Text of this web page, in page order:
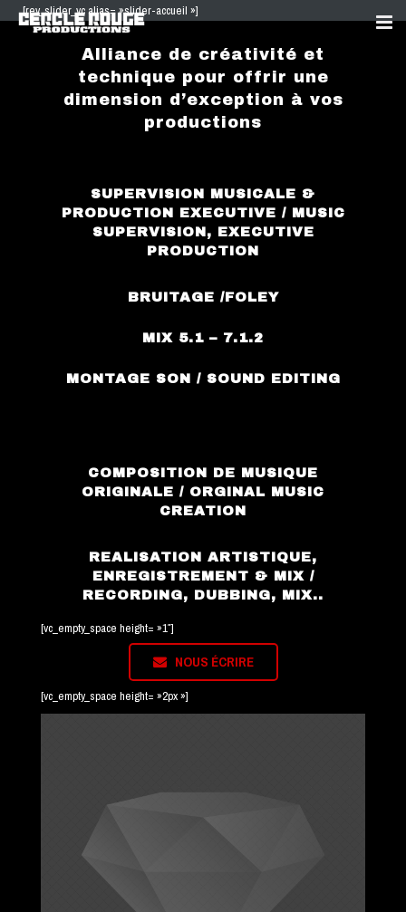
REFERENCES
CONTACT
[rev_slider_vc alias= »slider-accueil »]
Alliance de créativité et
technique pour offrir une
dimension d’exception à vos
productions
SUPERVISION MUSICALE &
PRODUCTION EXECUTIVE / MUSIC
SUPERVISION, EXECUTIVE
PRODUCTION
BRUITAGE /FOLEY
MIX 5.1 – 7.1.2
MONTAGE SON / SOUND EDITING
COMPOSITION DE MUSIQUE
ORIGINALE / ORGINAL MUSIC
CREATION
REALISATION ARTISTIQUE,
ENREGISTREMENT & MIX /
RECORDING, DUBBING, MIX..
[vc_empty_space height= »1″]
NOUS ÉCRIRE
[vc_empty_space height= »2px »]